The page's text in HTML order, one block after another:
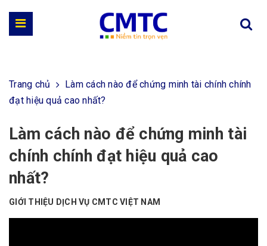
Trang chủ
Làm cách nào để chứng minh tài chính chính
đạt hiệu quả cao nhất?
Làm cách nào để chứng minh tài
chính chính đạt hiệu quả cao
nhất?
GIỚI THIỆU DỊCH VỤ CMTC VIỆT NAM